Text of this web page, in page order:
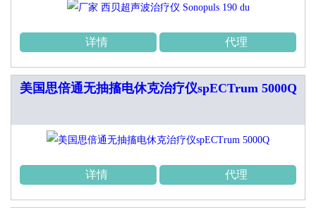
详情 代理
美国思倍通无抽搐电休克治疗仪spECTrum 5000Q
详情 代理